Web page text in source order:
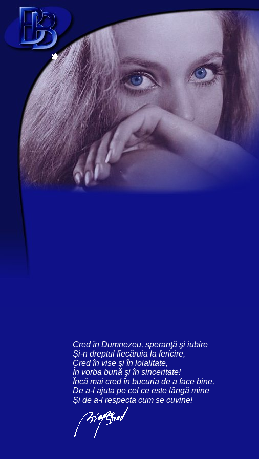
Cred în Dumnezeu, speranţă şi iubire
Şi-n dreptul fiecăruia la fericire,
Cred în vise şi în loialitate,
În vorba bună şi în sinceritate!
Încă mai cred în bucuria de a face bine,
De a-l ajuta pe cel ce este lângă mine
Şi de a-l respecta cum se cuvine!